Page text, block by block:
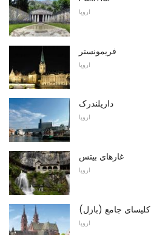
اروپا
فریمونستر
اروپا
داریلندرک
اروپا
غارهای بیتس
اروپا
کلیسای جامع (بازل)
اروپا